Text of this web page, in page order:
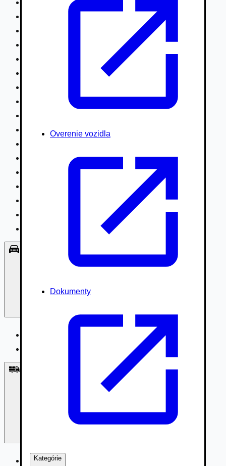
Overenie vozidla
Dokumenty
Kategórie
Nákladné vozidlá nad 7,5t
Vodné/Snežné skútre, štvorkolky
Poľnohospodárske vozidlá / stroje
Hydraulické ruky autožeriavy
Špeciály/nosiče kontajnerov
Návesy/prívesy nadstavby
Lode/člny, lietadlá/vznášadlá
Príslušenstvo, Oblečenie
Nákladné vozidlá 3,5 - 7,5t